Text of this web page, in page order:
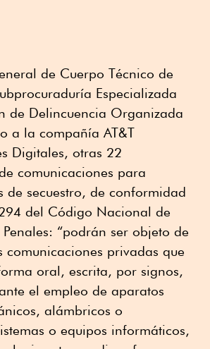
de Cuerpo Técnico de
Especializada
de Delincuencia Organizada
a la compañía AT&T
Digitales, otras 22
comunicaciones para
de secuestro, de conformidad
del Código Nacional de
“podrán ser objeto de
comunicaciones privadas que
oral, escrita, por signos,
el empleo de aparatos
alámbricos o
o equipos informáticos,